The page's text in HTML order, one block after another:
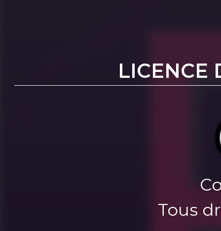
LICENCE
Tous